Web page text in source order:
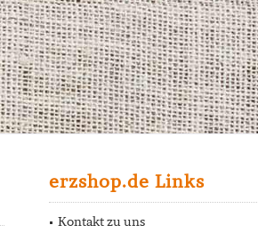
erzshop.de Links
Kontakt zu uns